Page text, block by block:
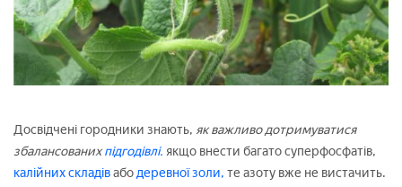
Досвідчені городники знають, як важливо дотримуватися
збалансованихпідгодівлі. якщо внести багато суперфосфатів,
калійних складівабодеревної золи, те азоту вже не вистачить.